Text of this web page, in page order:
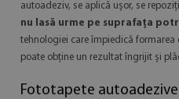
autoadeziv, se aplică ușor, se
nu lasă urme pe suprafața
tehnologiei care împiedică formarea
poate obține un rezultat îngrijit și
Fototapete